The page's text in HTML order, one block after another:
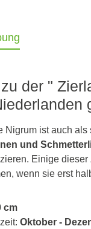
der "
Nigrum ist auch
und
Einige
wenn sie erst
cm
Oktober -